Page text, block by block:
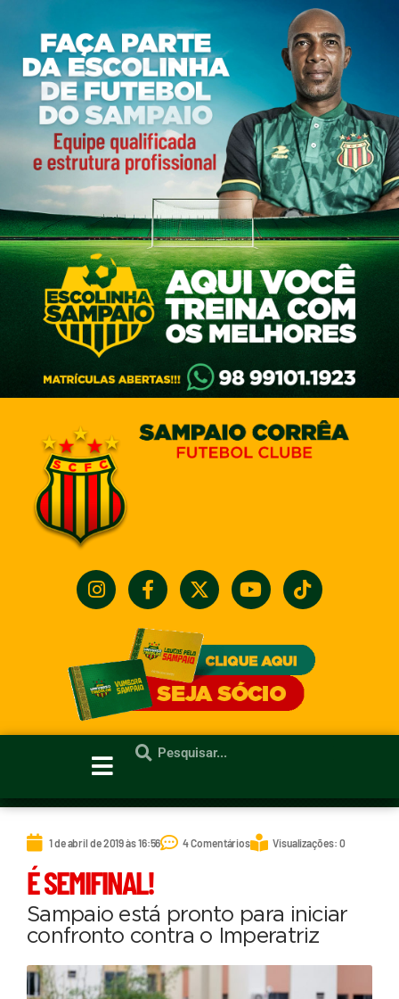
1 de abril de 2019 às 16:56 4 Comentários Visualizações: 0
É SEMIFINAL!
Sampaio está pronto para iniciar
confronto contra o Imperatriz